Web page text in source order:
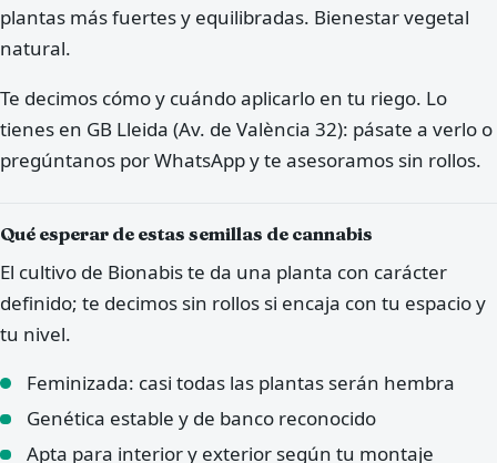
plantas más fuertes y equilibradas. Bienestar vegetal
natural.
Te decimos cómo y cuándo aplicarlo en tu riego. Lo
tienes en GB Lleida (Av. de València 32): pásate a verlo o
pregúntanos por WhatsApp y te asesoramos sin rollos.
Qué esperar de estas semillas de cannabis
El cultivo de Bionabis te da una planta con carácter
definido; te decimos sin rollos si encaja con tu espacio y
tu nivel.
Feminizada: casi todas las plantas serán hembra
Genética estable y de banco reconocido
Apta para interior y exterior según tu montaje